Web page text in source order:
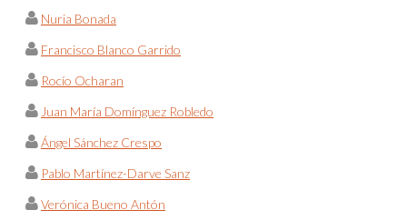
Nuria Bonada
Francisco Blanco Garrido
Rocío Ocharan
Juan María Domínguez Robledo
Ángel Sánchez Crespo
Pablo Martínez-Darve Sanz
Verónica Bueno Antón